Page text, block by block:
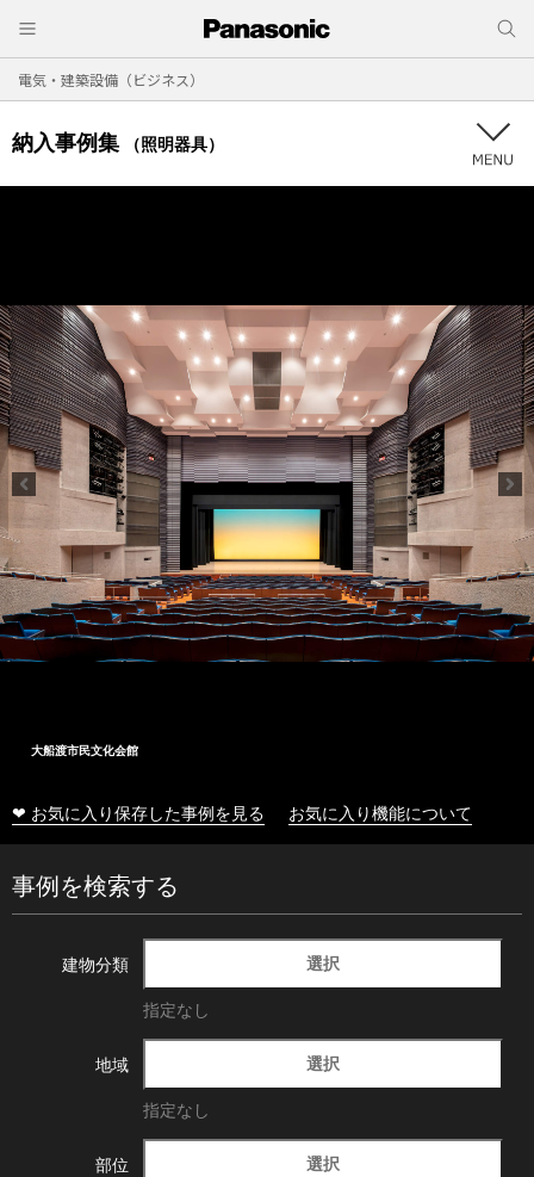
電気・建築設備（ビジネス）
納入事例集 （照明器具）
大船渡市民文化会館
❤ お気に入り保存した事例を見る お気に入り機能について
事例を検索する
建物分類 選択
指定なし
地域 選択
指定なし
部位 選択